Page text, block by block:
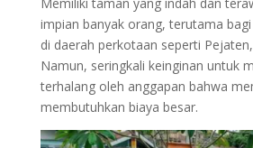
Memiliki taman yang indah dan
impian banyak orang, terutama
di daerah perkotaan seperti
Namun, seringkali keinginan untuk
terhalang oleh anggapan bahwa
membutuhkan biaya besar.